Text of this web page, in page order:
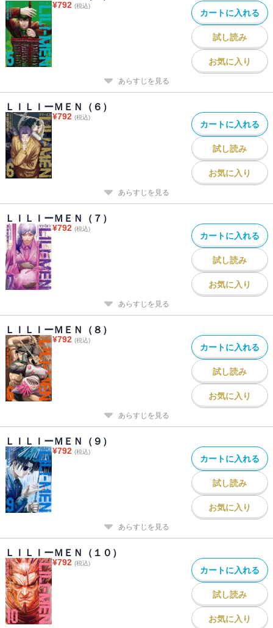
¥792 (税込)
カートに入れる
試し読み
お気に入り
あらすじを見る
ＬＩＬＩーＭＥＮ（６）
¥792 (税込)
カートに入れる
試し読み
お気に入り
あらすじを見る
ＬＩＬＩーＭＥＮ（７）
¥792 (税込)
カートに入れる
試し読み
お気に入り
あらすじを見る
ＬＩＬＩーＭＥＮ（８）
¥792 (税込)
カートに入れる
試し読み
お気に入り
あらすじを見る
ＬＩＬＩーＭＥＮ（９）
¥792 (税込)
カートに入れる
試し読み
お気に入り
あらすじを見る
ＬＩＬＩーＭＥＮ（１０）
¥792 (税込)
カートに入れる
試し読み
お気に入り